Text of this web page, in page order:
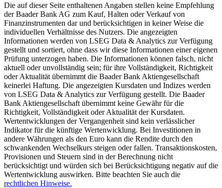
Die auf dieser Seite enthaltenen Angaben stellen keine Empfehlung
der Baader Bank AG zum Kauf, Halten oder Verkauf von
Finanzinstrumenten dar und berücksichtigen in keiner Weise die
individuellen Verhältnisse des Nutzers. Die angezeigten
Informationen werden von LSEG Data & Analytics zur Verfügung
gestellt und sortiert, ohne dass wir diese Informationen einer eigenen
Prüfung unterzogen haben. Die Informationen können falsch, nicht
aktuell oder unvollständig sein; für ihre Vollständigkeit, Richtigkeit
oder Aktualität übernimmt die Baader Bank Aktiengesellschaft
keinerlei Haftung. Die angezeigten Kursdaten und Indizes werden
von LSEG Data & Analytics zur Verfügung gestellt. Die Baader
Bank Aktiengesellschaft übernimmt keine Gewähr für die
Richtigkeit, Vollständigkeit oder Aktualität der Kursdaten.
Wertentwicklungen der Vergangenheit sind kein verlässlicher
Indikator für die künftige Wertenwicklung. Bei Investitionen in
andere Währungen als den Euro kann die Rendite durch den
schwankenden Wechselkurs steigen oder fallen. Transaktionskosten,
Provisionen und Steuern sind in der Berechnung nicht
berücksichtigt und würden sich bei Berücksichtigung negativ auf die
Wertentwicklung auswirken. Bitte beachten Sie auch die
rechtlichen Hinweise.